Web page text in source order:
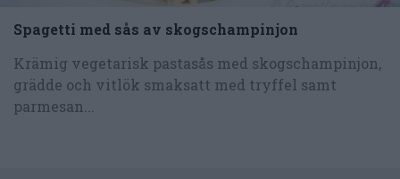
Spagetti med sås av skogschampinjon
Krämig vegetarisk pastasås med skogschampinjon,
grädde och vitlök smaksatt med tryffel samt
parmesan...